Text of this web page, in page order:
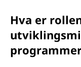
Hva er